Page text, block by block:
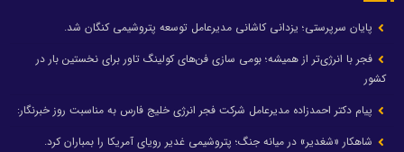
پایان سرپرستی؛ یزدانی کاشانی مدیرعامل توسعه پتروشیمی کنگان شد.
فجر با انرژی‌تر از همیشه؛ بومی سازی فن‌های کولینگ تاور برای نخستین بار در
کشور
پیام دکتر احمدزاده مدیرعامل شرکت فجر انرژی خلیج فارس به مناسبت روز خبرنگار:
شاهکار «شغدیر» در میانه جنگ؛ پتروشیمی غدیر رویای آمریکا را بمباران کرد.